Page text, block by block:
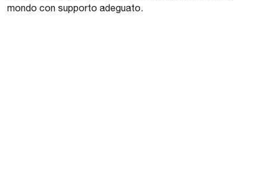
mondo con supporto adeguato.